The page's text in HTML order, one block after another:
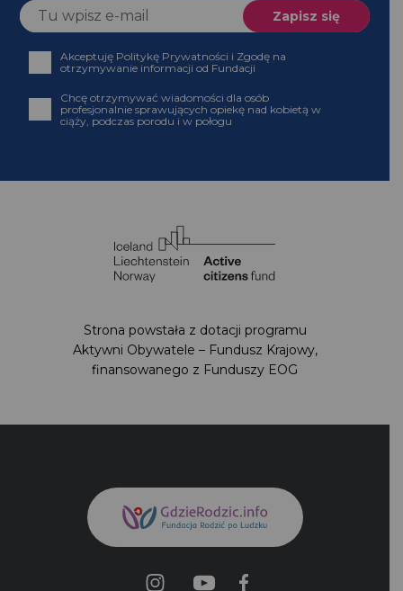
Akceptuję Politykę Prywatności i Zgodę na
otrzymywanie informacji od Fundacji
Chcę otrzymywać wiadomości dla osób
profesjonalnie sprawujących opiekę nad kobietą w
ciąży, podczas porodu i w połogu
Strona powstała z dotacji programu
Aktywni Obywatele – Fundusz Krajowy,
finansowanego z Funduszy EOG